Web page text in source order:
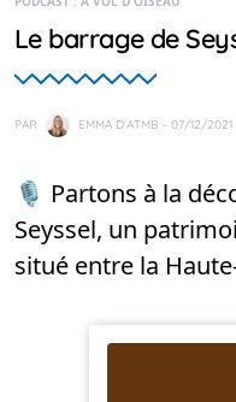
Le barrage de
PAR EMMA D'ATMB - 07/12/2021
🎙️ Partons à la
Seyssel, un
situé entre la